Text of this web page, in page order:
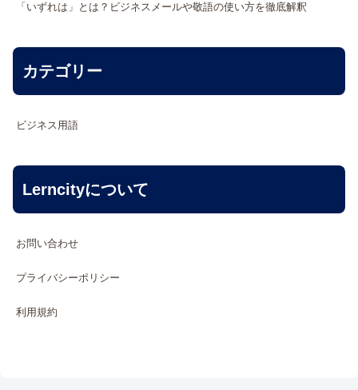
「いずれは」とは？ビジネスメールや敬語の使い方を徹底解釈
カテゴリー
ビジネス用語
Lerncityについて
お問い合わせ
プライバシーポリシー
利用規約